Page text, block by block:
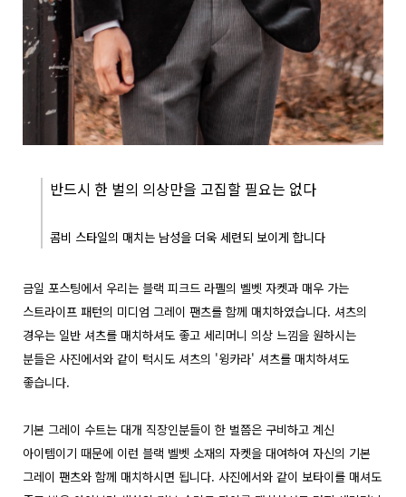
반드시 한 벌의 의상만을 고집할 필요는 없다
콤비 스타일의 매치는 남성을 더욱 세련되 보이게 합니다
금일 포스팅에서 우리는 블랙 피크드 라펠의 벨벳 자켓과 매우 가는
스트라이프 패턴의 미디엄 그레이 팬츠를 함께 매치하였습니다. 셔츠의
경우는 일반 셔츠를 매치하셔도 좋고 세리머니 의상 느낌을 원하시는
분들은 사진에서와 같이 턱시도 셔츠의 '윙카라' 셔츠를 매치하셔도
좋습니다.
기본 그레이 수트는 대개 직장인분들이 한 벌쯤은 구비하고 계신
아이템이기 때문에 이런 블랙 벨벳 소재의 자켓을 대여하여 자신의 기본
그레이 팬츠와 함께 매치하시면 됩니다. 사진에서와 같이 보타이를 매셔도